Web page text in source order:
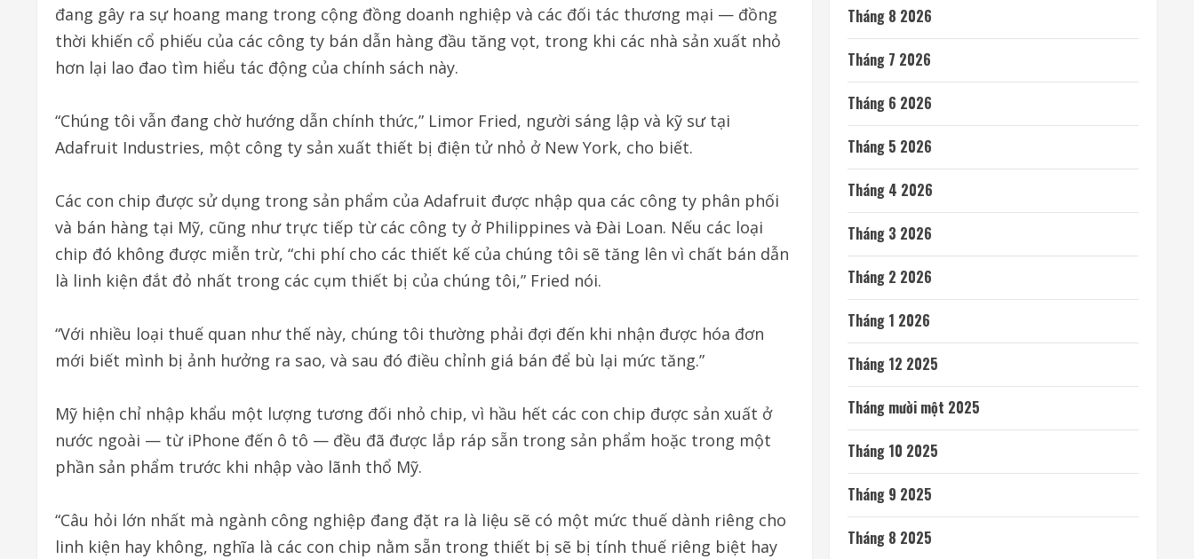
đang gây ra sự hoang mang trong cộng đồng doanh nghiệp và các đối tác thương mại — đồng
thời khiến cổ phiếu của các công ty bán dẫn hàng đầu tăng vọt, trong khi các nhà sản xuất nhỏ
hơn lại lao đao tìm hiểu tác động của chính sách này.
“Chúng tôi vẫn đang chờ hướng dẫn chính thức,” Limor Fried, người sáng lập và kỹ sư tại
Adafruit Industries, một công ty sản xuất thiết bị điện tử nhỏ ở New York, cho biết.
Các con chip được sử dụng trong sản phẩm của Adafruit được nhập qua các công ty phân phối
và bán hàng tại Mỹ, cũng như trực tiếp từ các công ty ở Philippines và Đài Loan. Nếu các loại
chip đó không được miễn trừ, “chi phí cho các thiết kế của chúng tôi sẽ tăng lên vì chất bán dẫn
là linh kiện đắt đỏ nhất trong các cụm thiết bị của chúng tôi,” Fried nói.
“Với nhiều loại thuế quan như thế này, chúng tôi thường phải đợi đến khi nhận được hóa đơn
mới biết mình bị ảnh hưởng ra sao, và sau đó điều chỉnh giá bán để bù lại mức tăng.”
Mỹ hiện chỉ nhập khẩu một lượng tương đối nhỏ chip, vì hầu hết các con chip được sản xuất ở
nước ngoài — từ iPhone đến ô tô — đều đã được lắp ráp sẵn trong sản phẩm hoặc trong một
phần sản phẩm trước khi nhập vào lãnh thổ Mỹ.
“Câu hỏi lớn nhất mà ngành công nghiệp đang đặt ra là liệu sẽ có một mức thuế dành riêng cho
linh kiện hay không, nghĩa là các con chip nằm sẵn trong thiết bị sẽ bị tính thuế riêng biệt hay
Tháng 8 2026
Tháng 7 2026
Tháng 6 2026
Tháng 5 2026
Tháng 4 2026
Tháng 3 2026
Tháng 2 2026
Tháng 1 2026
Tháng 12 2025
Tháng mười một 2025
Tháng 10 2025
Tháng 9 2025
Tháng 8 2025